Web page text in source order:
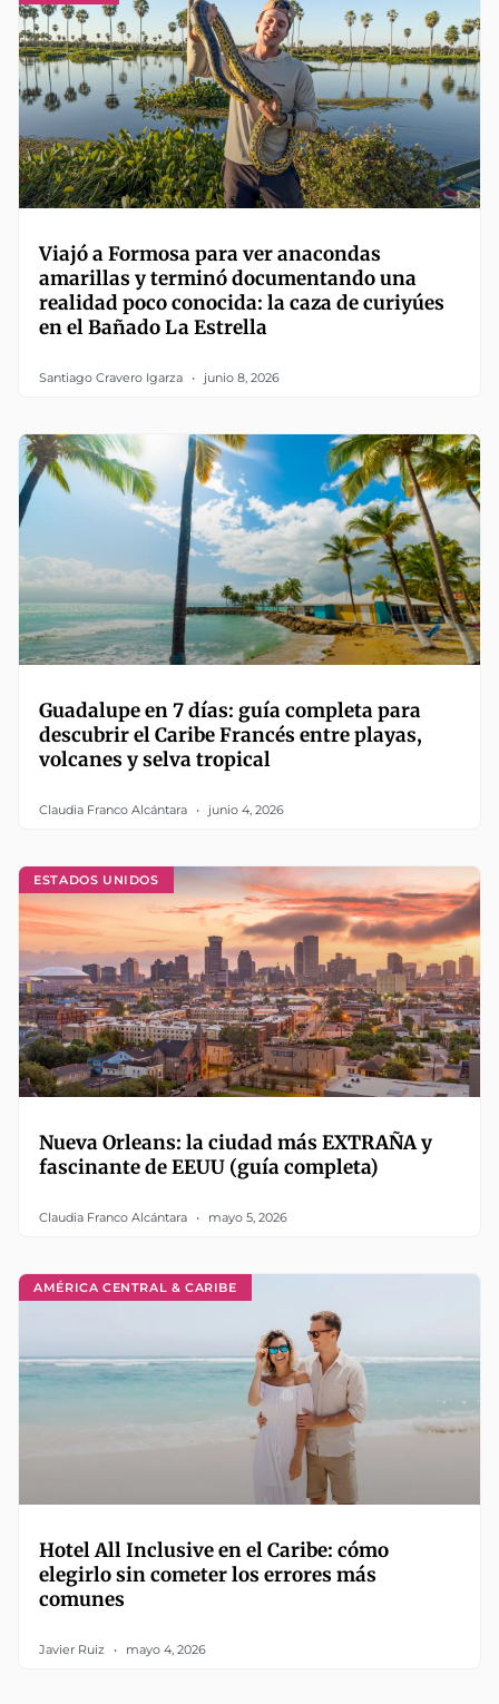
Viajó a Formosa para ver anacondas
amarillas y terminó documentando una
realidad poco conocida: la caza de curiyúes
en el Bañado La Estrella
Santiago Cravero Igarza junio 8, 2026
Guadalupe en 7 días: guía completa para
descubrir el Caribe Francés entre playas,
volcanes y selva tropical
Claudia Franco Alcántara junio 4, 2026
ESTADOS UNIDOS
Nueva Orleans: la ciudad más EXTRAÑA y
fascinante de EEUU (guía completa)
Claudia Franco Alcántara mayo 5, 2026
AMÉRICA CENTRAL & CARIBE
Hotel All Inclusive en el Caribe: cómo
elegirlo sin cometer los errores más
comunes
Javier Ruiz mayo 4, 2026